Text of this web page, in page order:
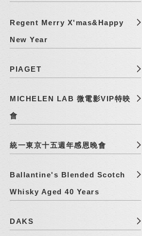
Regent Merry X'mas&Happy
New Year
PIAGET
MICHELEN LAB 微電影VIP特映
會
統一東京十五週年感恩晚會
Ballantine's Blended Scotch
Whisky Aged 40 Years
DAKS